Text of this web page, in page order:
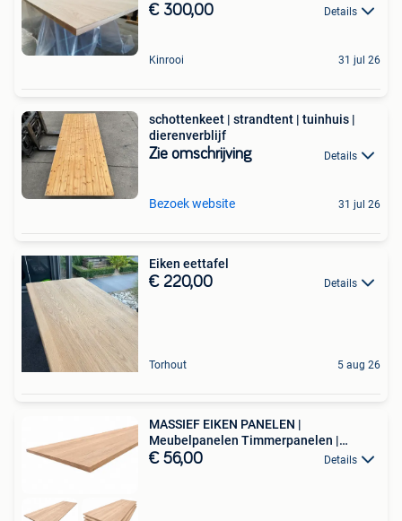
€ 300,00 Details
Kinrooi 31 jul 26
schottenkeet | strandtent | tuinhuis |
dierenverblijf
Zie omschrijving Details
Bezoek website 31 jul 26
Eiken eettafel
€ 220,00 Details
Torhout 5 aug 26
MASSIEF EIKEN PANELEN |
Meubelpanelen Timmerpanelen |
Paneel
€ 56,00 Details